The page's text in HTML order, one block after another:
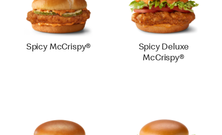
Spicy McCrispy®
Spicy Deluxe
McCrispy®